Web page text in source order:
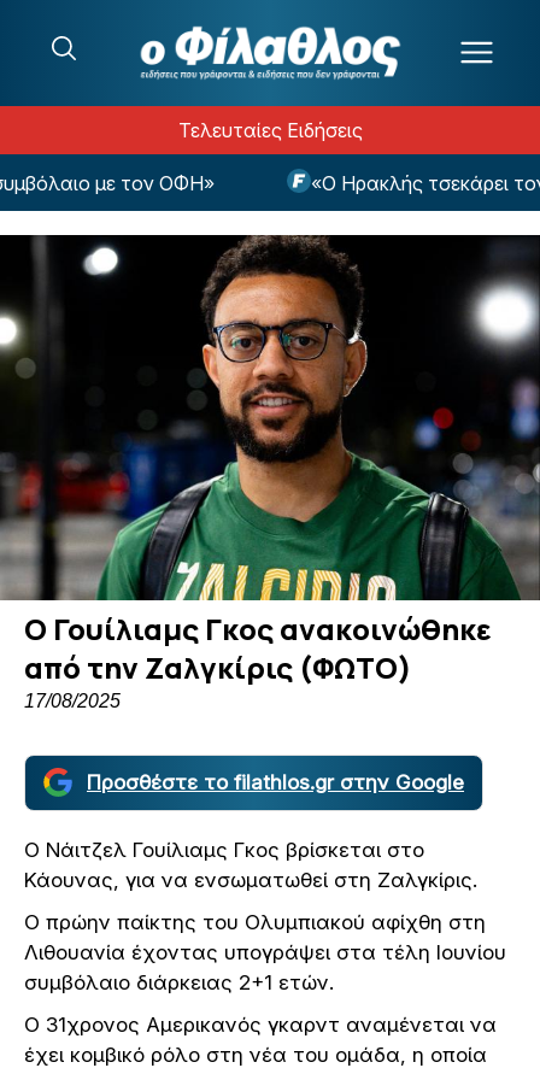
Τελευταίες Ειδήσεις
με τον ΟΦΗ» «Ο Ηρακλής τσεκάρει τον
Ο Γουίλιαμς Γκος ανακοινώθηκε
από την Ζαλγκίρις (ΦΩΤΟ)
17/08/2025
Προσθέστε το filathlos.gr στην Google
Ο Νάιτζελ Γουίλιαμς Γκος βρίσκεται στο
Κάουνας, για να ενσωματωθεί στη Ζαλγκίρις.
Ο πρώην παίκτης του Ολυμπιακού αφίχθη στη
Λιθουανία έχοντας υπογράψει στα τέλη Ιουνίου
συμβόλαιο διάρκειας 2+1 ετών.
Ο 31χρονος Αμερικανός γκαρντ αναμένεται να
έχει κομβικό ρόλο στη νέα του ομάδα, η οποία